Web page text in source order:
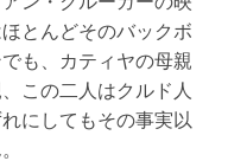
とんどそのバックボ
も、カティヤの母親
この二人はクルド人
にしてもその事実以